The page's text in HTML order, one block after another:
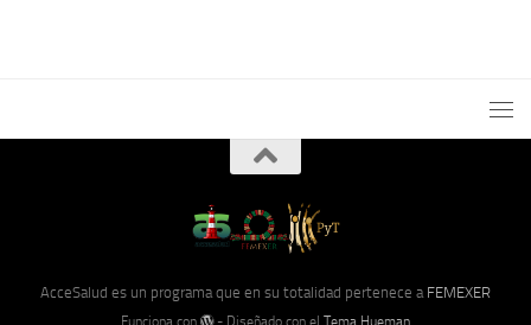
AcceSalud es un programa que en su totalidad pertenece a FEMEXER
Funciona con - Diseñado con elTema Hueman